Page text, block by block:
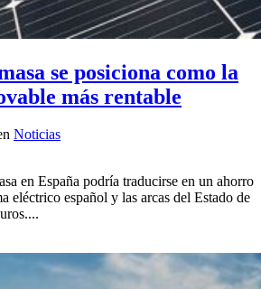
se posiciona como la
más rentable
Noticias
en España podría traducirse en un ahorro
eléctrico español y las arcas del Estado de